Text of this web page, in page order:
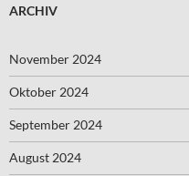
ARCHIV
November 2024
Oktober 2024
September 2024
August 2024